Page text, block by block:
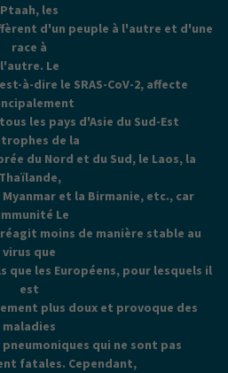
Ptaah, les
d'un peuple à l'autre et d'une
race à
l'autre. Le
à-dire le SRAS-CoV-2, affecte
les pays d'Asie du Sud-Est
de la
du Nord et du Sud, le Laos, la
Thaïlande,
et la Birmanie, etc., car
Le
moins de manière stable au
virus que
que les Européens, pour lesquels il
est
plus doux et provoque des
maladies
qui ne sont pas
fatales. Cependant,